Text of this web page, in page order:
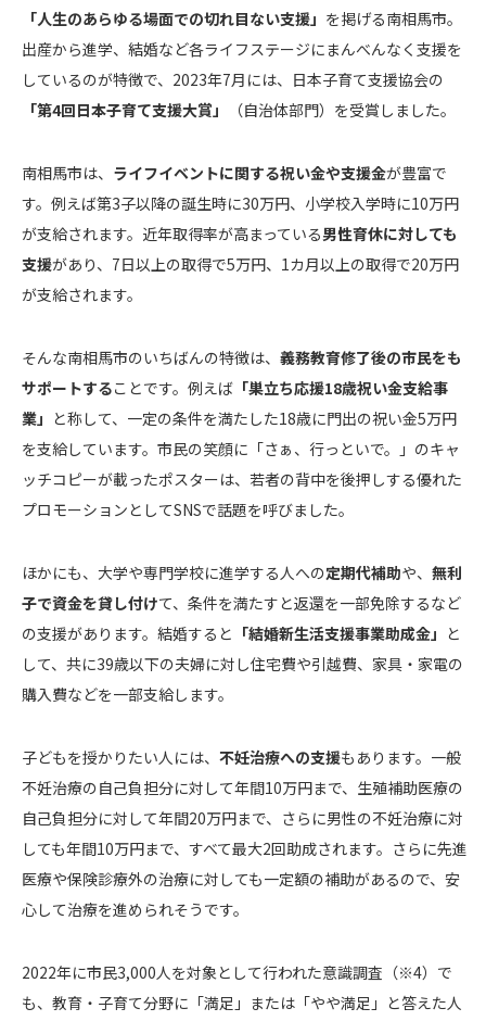
「人生のあらゆる場面での切れ目ない支援」 を掲げる南相馬市。
出産から進学、結婚など各ライフステージにまんべんなく支援を
しているのが特徴で、2023年7月には、日本子育て支援協会の
「第4回日本子育て支援大賞」
（自治体部門）を受賞しました。
南相馬市は、 ライフイベントに関する祝い金や支援金が豊富で
す。例えば第3子以降の誕生時に30万円、小学校入学時に10万円
が支給されます。近年取得率が高まっている男性育休に対しても
支援があり、7日以上の取得で5万円、1カ月以上の取得で20万円
が支給されます。
そんな南相馬市のいちばんの特徴は、 義務教育修了後の市民をも
サポートすることです。例えば 「巣立ち応援18歳祝い金支給事
業」 と称して、一定の条件を満たした18歳に門出の祝い金5万円
を支給しています。市民の笑顔に「さぁ、行っといで。」のキャ
ッチコピーが載ったポスターは、若者の背中を後押しする優れた
プロモーションとしてSNSで話題を呼びました。
ほかにも、大学や専門学校に進学する人への定期代補助や、 無利
子で資金を貸し付けて、条件を満たすと返還を一部免除するなど
の支援があります。結婚すると 「結婚新生活支援事業助成金」 と
して、共に39歳以下の夫婦に対し住宅費や引越費、家具・家電の
購入費などを一部支給します。
子どもを授かりたい人には、 不妊治療への支援もあります。一般
不妊治療の自己負担分に対して年間10万円まで、生殖補助医療の
自己負担分に対して年間20万円まで、さらに男性の不妊治療に対
しても年間10万円まで、すべて最大2回助成されます。さらに先進
医療や保険診療外の治療に対しても一定額の補助があるので、安
心して治療を進められそうです。
2022年に市民3,000人を対象として行われた意識調査（※4）で
も、教育・子育て分野に「満足」または「やや満足」と答えた人